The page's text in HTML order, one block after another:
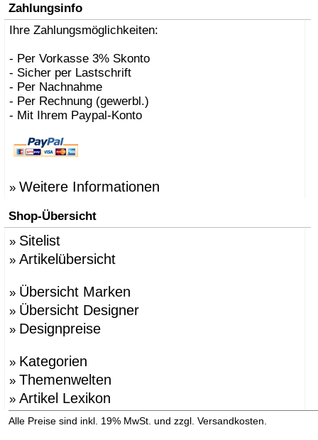
Zahlungsinfo
Ihre Zahlungsmöglichkeiten:
- Per Vorkasse 3% Skonto
- Sicher per Lastschrift
- Per Nachnahme
- Per Rechnung (gewerbl.)
- Mit Ihrem Paypal-Konto
» Weitere Informationen
Shop-Übersicht
» Sitelist
» Artikelübersicht
» Übersicht Marken
» Übersicht Designer
» Designpreise
» Kategorien
» Themenwelten
» Artikel Lexikon
Alle Preise sind inkl. 19% MwSt. und zzgl. Versandkosten.